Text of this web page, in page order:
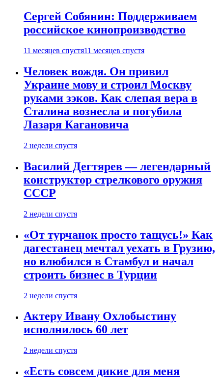
Сергей Собянин: Поддерживаем
российское кинопроизводство
11 месяцев спустя11 месяцев спустя
Человек вождя. Он привил
Украине мову и строил Москву
руками зэков. Как слепая вера в
Сталина вознесла и погубила
Лазаря Кагановича
2 недели спустя
Василий Дегтярев — легендарный
конструктор стрелкового оружия
СССР
2 недели спустя
«От турчанок просто тащусь!» Как
дагестанец мечтал уехать в Грузию,
но влюбился в Стамбул и начал
строить бизнес в Турции
2 недели спустя
Актеру Ивану Охлобыстину
исполнилось 60 лет
2 недели спустя
«Есть совсем дикие для меня